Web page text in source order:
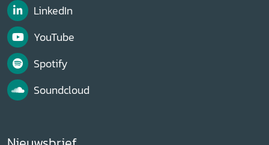
LinkedIn
YouTube
Spotify
Soundcloud